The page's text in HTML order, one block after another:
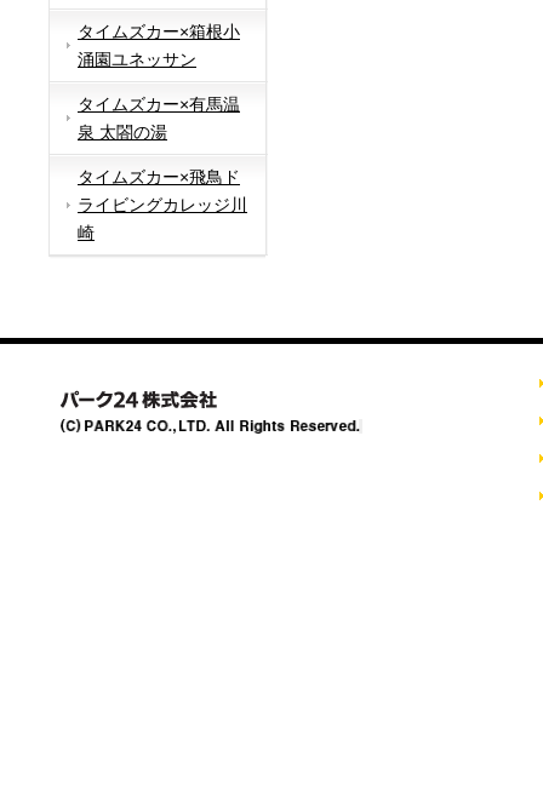
タイムズカー×箱根小
涌園ユネッサン
タイムズカー×有馬温
泉 太閤の湯
タイムズカー×飛鳥ド
ライビングカレッジ川
崎